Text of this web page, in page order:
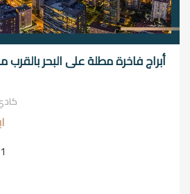
أبراج فاخرة مطلة على البحر
كادي